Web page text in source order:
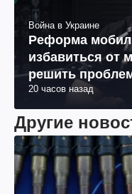
Война в Украине
Реформа
избавиться от
решить
20 часов назад
Другие